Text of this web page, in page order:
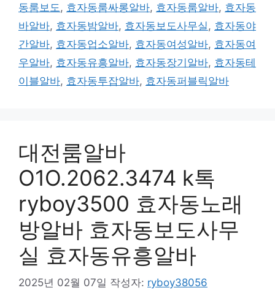
동룸보도, 효자동룸싸롱알바, 효자동룸알바, 효자동
바알바, 효자동밤알바, 효자동보도사무실, 효자동야
간알바, 효자동업소알바, 효자동여성알바, 효자동여
우알바, 효자동유흥알바, 효자동장기알바, 효자동테
이블알바, 효자동투잡알바, 효자동퍼블릭알바
대전룸알바
O1O.2062.3474 k톡
ryboy3500 효자동노래
방알바 효자동보도사무
실 효자동유흥알바
2025년 02월 07일 작성자: ryboy38056